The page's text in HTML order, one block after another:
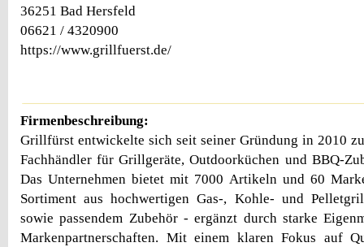
36251 Bad Hersfeld
06621 / 4320900
https://www.grillfuerst.de/
Firmenbeschreibung:
Grillfürst entwickelte sich seit seiner Gründung in 2010
Fachhändler für Grillgeräte, Outdoorküchen und BBQ-
Das Unternehmen bietet mit 7000 Artikeln und 60
Sortiment aus hochwertigen Gas-, Kohle- und
sowie passendem Zubehör - ergänzt durch starke
Markenpartnerschaften. Mit einem klaren Fokus auf